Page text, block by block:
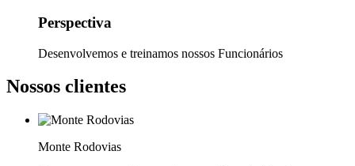
Perspectiva
Desenvolvemos e treinamos nossos Funcionários
Nossos clientes
Monte Rodovias